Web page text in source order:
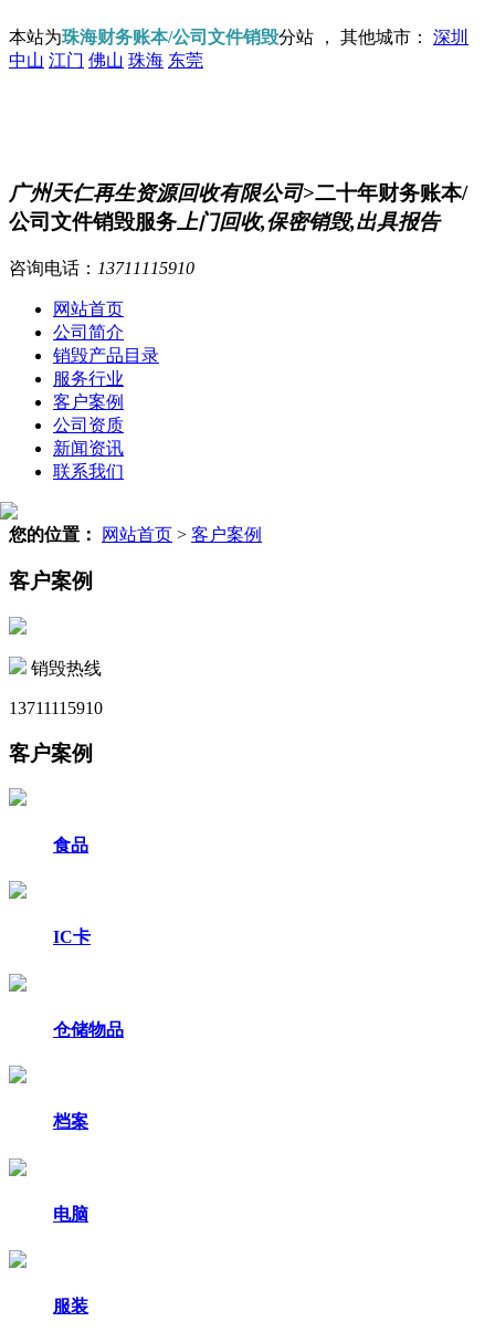
本站为珠海财务账本/公司文件销毁分站 ， 其他城市： 深圳
中山 江门 佛山 珠海 东莞
广州天仁再生资源回收有限公司>二十年财务账本/
公司文件销毁服务 上门回收,保密销毁,出具报告
咨询电话： 13711115910
网站首页
公司简介
销毁产品目录
服务行业
客户案例
公司资质
新闻资讯
联系我们
您的位置： 网站首页 > 客户案例
客户案例
销毁热线
13711115910
客户案例
食品
IC卡
仓储物品
档案
电脑
服装